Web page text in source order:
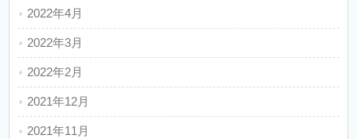
2022年4月
2022年3月
2022年2月
2021年12月
2021年11月